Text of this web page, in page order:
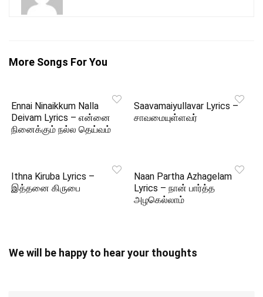
More Songs For You
Ennai Ninaikkum Nalla
Deivam Lyrics – என்னை
நினைக்கும் நல்ல தெய்வம்
Saavamaiyullavar Lyrics –
சாவமையுள்ளவர்
Ithna Kiruba Lyrics –
இத்தனை கிருபை
Naan Partha Azhagelam
Lyrics – நான் பார்த்த
அழகெல்லாம்
We will be happy to hear your thoughts